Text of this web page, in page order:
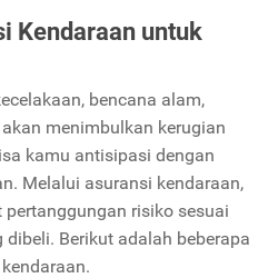
Kendaraan untuk
bencana alam,
menimbulkan kerugian
kamu antisipasi dengan
Melalui asuransi kendaraan,
risiko sesuai
Berikut adalah beberapa